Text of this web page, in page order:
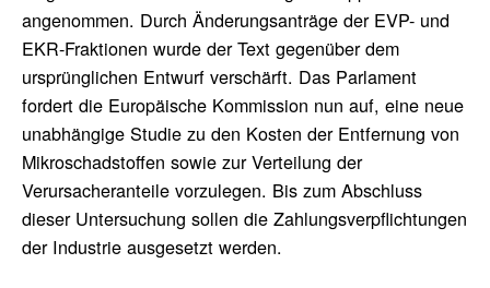
angenommen. Durch Änderungsanträge der EVP- und
EKR-Fraktionen wurde der Text gegenüber dem
ursprünglichen Entwurf verschärft. Das Parlament
fordert die Europäische Kommission nun auf, eine neue
unabhängige Studie zu den Kosten der Entfernung von
Mikroschadstoffen sowie zur Verteilung der
Verursacheranteile vorzulegen. Bis zum Abschluss
dieser Untersuchung sollen die Zahlungsverpflichtungen
der Industrie ausgesetzt werden.